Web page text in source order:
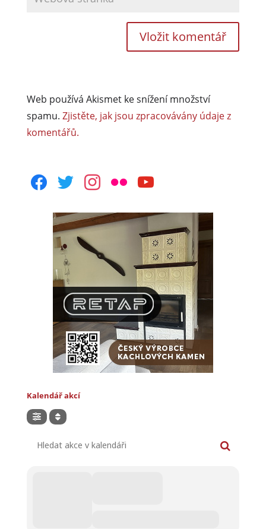
Web používá Akismet ke snížení množství
spamu. Zjistěte, jak jsou zpracovávány údaje z
komentářů.
facebooktwitterinstagram
flickr youtube
Kalendář akcí